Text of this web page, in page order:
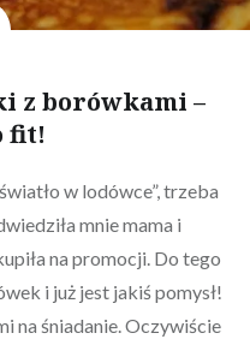
z borówkami –
fit!
w lodówce”, trzeba
mnie mama i
na promocji. Do tego
i już jest jakiś pomysł!
na śniadanie. Oczywiście